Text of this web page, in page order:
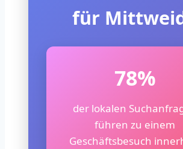
für
78%
der lokalen
führen zu einem
Geschäftsbesuch